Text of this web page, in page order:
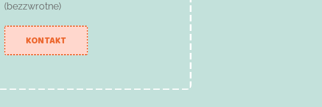
(bezzwrotne)
KONTAKT